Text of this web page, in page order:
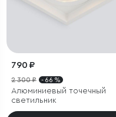
790 ₽
2 300 ₽ - 66 %
Алюминиевый точечный
светильник